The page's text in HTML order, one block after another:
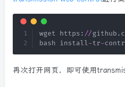
wget https : //github .
bash install-tr-
再次打开网页，即可使用